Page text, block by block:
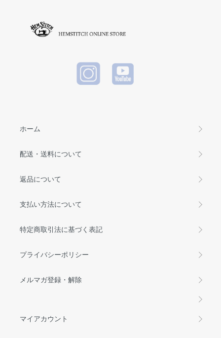
ホーム
配送・送料について
返品について
支払い方法について
特定商取引法に基づく表記
プライバシーポリシー
メルマガ登録・解除
マイアカウント